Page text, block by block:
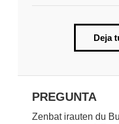
Deja
PREGUNTA
Zenbat irauten du